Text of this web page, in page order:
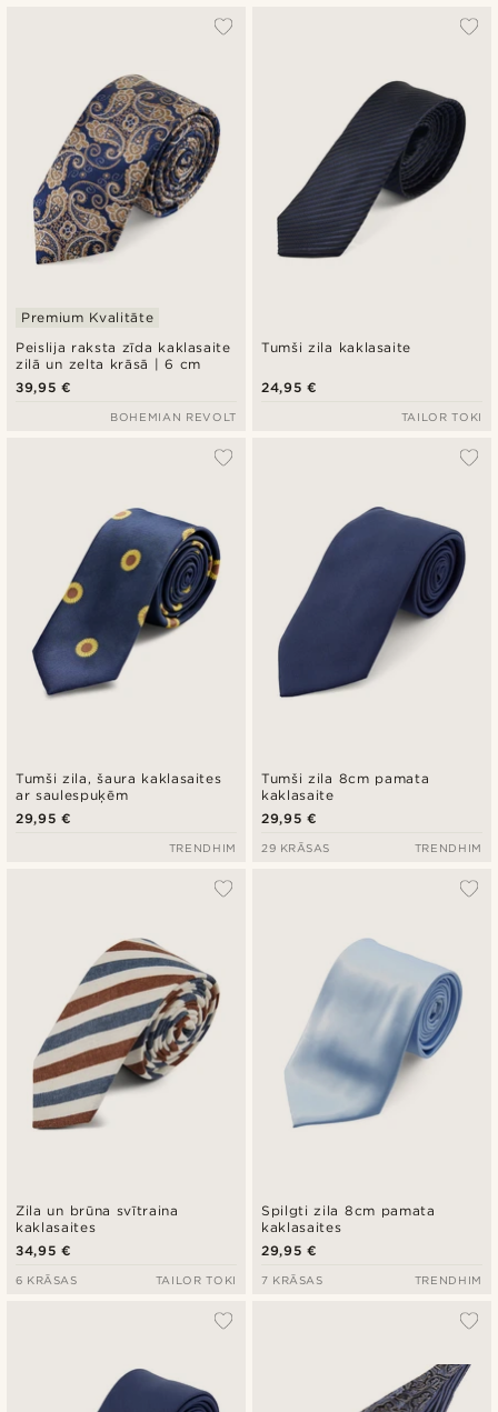
Peislija raksta zīda kaklasaite
zilā un zelta krāsā | 6 cm
Premium Kvalitāte
39,95 €
BOHEMIAN REVOLT
Tumši zila kaklasaite
24,95 €
TAILOR TOKI
Tumši zila, šaura kaklasaites
ar saulespuķēm
29,95 €
TRENDHIM
Tumši zila 8cm pamata
kaklasaite
29,95 €
29 KRĀSAS TRENDHIM
Zila un brūna svītraina
kaklasaites
34,95 €
6 KRĀSAS TAILOR TOKI
Spilgti zila 8cm pamata
kaklasaites
29,95 €
7 KRĀSAS TRENDHIM